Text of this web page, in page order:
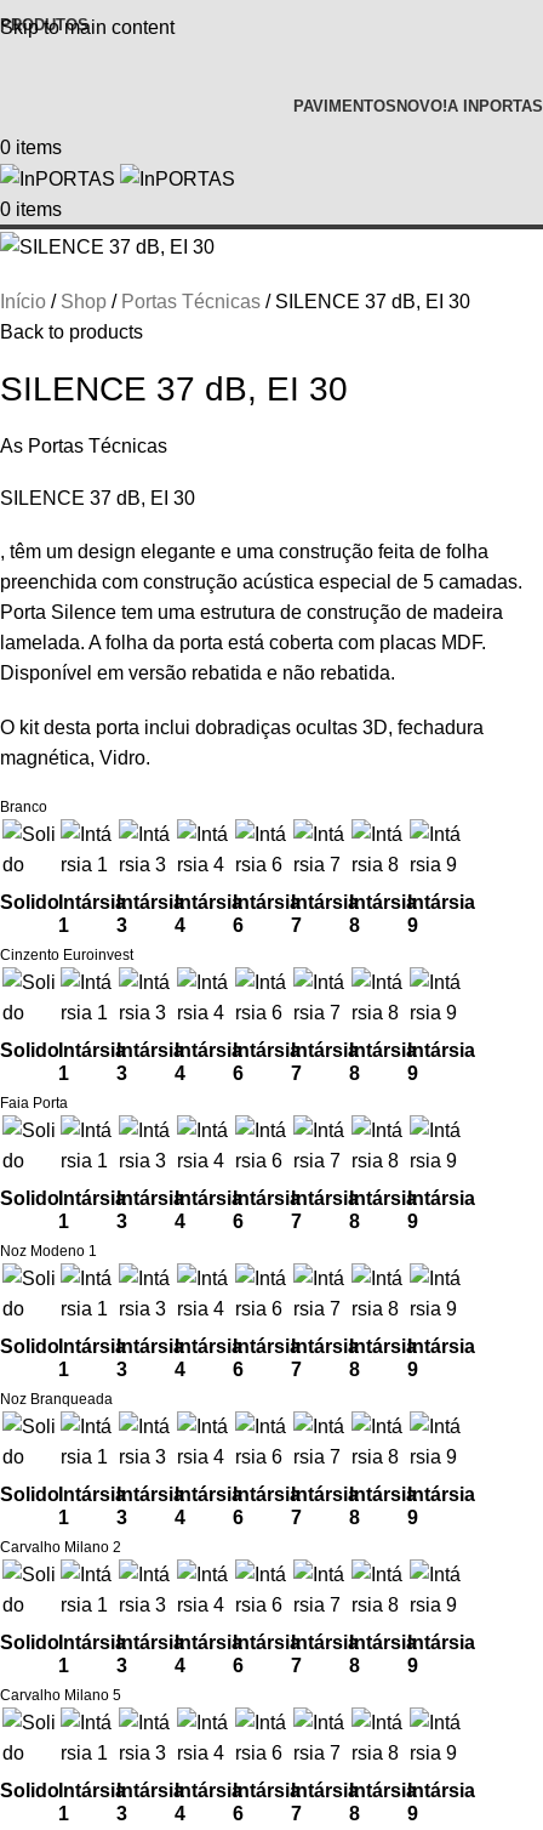
Skip to main content
PRODUTOS
PAVIMENTOS NOVO!A INPORTAS
0 items
0 items
Início Shop Portas Técnicas
SILENCE 37 dB, EI 30
Back to products
SILENCE 37 dB, EI 30
As Portas Técnicas
SILENCE 37 dB, EI 30
, têm um design elegante e uma construção feita de folha
preenchida com construção acústica especial de 5 camadas.
Porta Silence tem uma estrutura de construção de madeira
lamelada. A folha da porta está coberta com placas MDF.
Disponível em versão rebatida e não rebatida.
O kit desta porta inclui dobradiças ocultas 3D, fechadura
magnética, Vidro.
Branco
SolidoIntársia
1
Intársia
3
Intársia
4
Intársia
6
Intársia
7
Intársia
8
Intársia
9
Cinzento Euroinvest
SolidoIntársia
1
Intársia
3
Intársia
4
Intársia
6
Intársia
7
Intársia
8
Intársia
9
Faia Porta
SolidoIntársia
1
Intársia
3
Intársia
4
Intársia
6
Intársia
7
Intársia
8
Intársia
9
Noz Modeno 1
SolidoIntársia
1
Intársia
3
Intársia
4
Intársia
6
Intársia
7
Intársia
8
Intársia
9
Noz Branqueada
SolidoIntársia
1
Intársia
3
Intársia
4
Intársia
6
Intársia
7
Intársia
8
Intársia
9
Carvalho Milano 2
SolidoIntársia
1
Intársia
3
Intársia
4
Intársia
6
Intársia
7
Intársia
8
Intársia
9
Carvalho Milano 5
SolidoIntársia
1
Intársia
3
Intársia
4
Intársia
6
Intársia
7
Intársia
8
Intársia
9